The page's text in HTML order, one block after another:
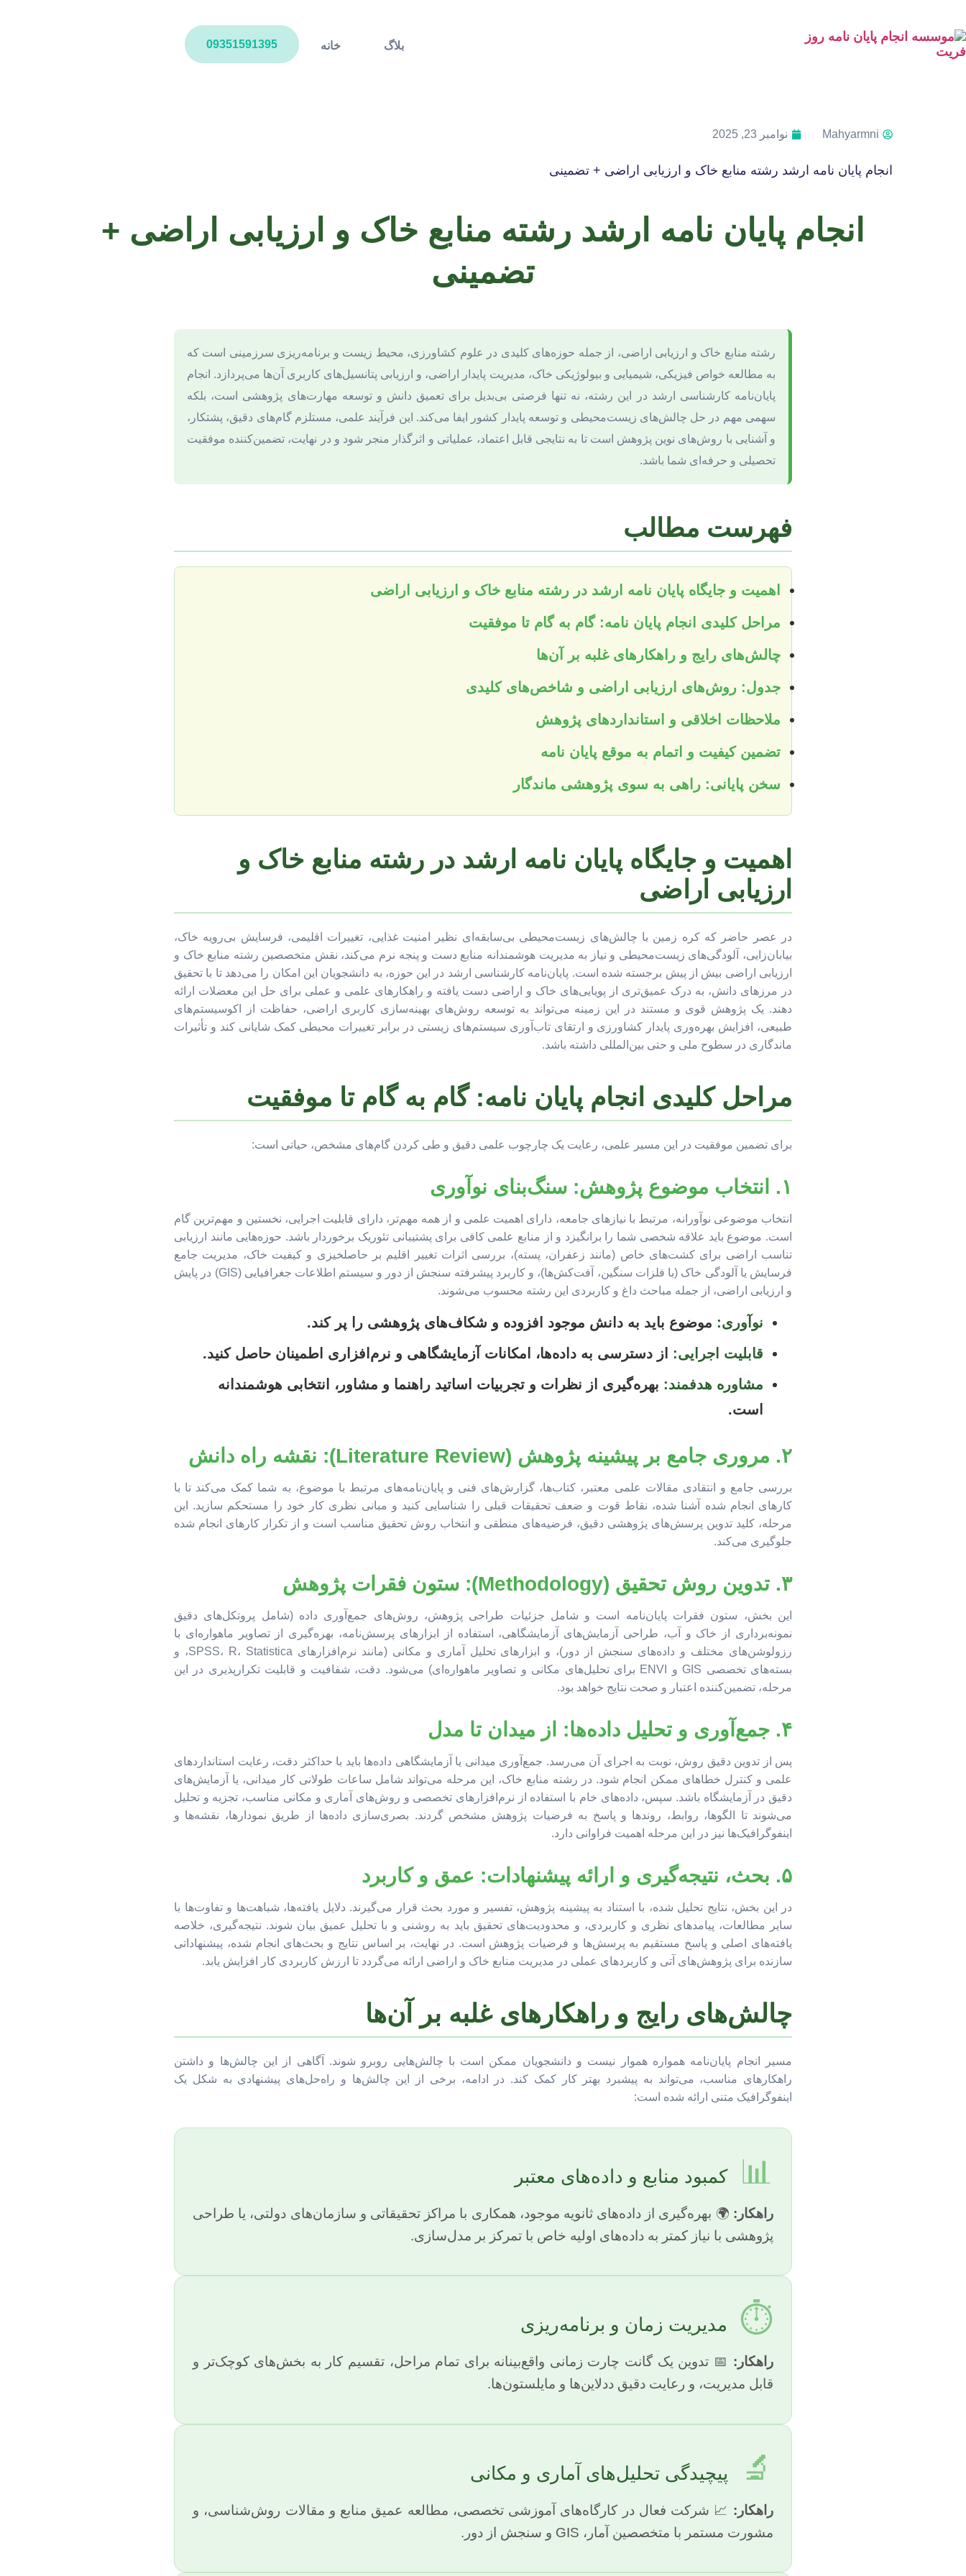
خانه بلاگ 09351591395
Mahyarmni نوامبر 23, 2025
انجام پایان نامه ارشد رشته منابع خاک و ارزیابی اراضی + تضمینی
انجام پایان نامه ارشد رشته منابع خاک و ارزیابی اراضی +
تضمینی
رشته منابع خاک و ارزیابی اراضی، از جمله حوزه‌های کلیدی در علوم کشاورزی، محیط زیست و برنامه‌ریزی سرزمینی است که
به مطالعه خواص فیزیکی، شیمیایی و بیولوژیکی خاک، مدیریت پایدار اراضی، و ارزیابی پتانسیل‌های کاربری آن‌ها می‌پردازد. انجام
پایان‌نامه کارشناسی ارشد در این رشته، نه تنها فرصتی بی‌بدیل برای تعمیق دانش و توسعه مهارت‌های پژوهشی است، بلکه
سهمی مهم در حل چالش‌های زیست‌محیطی و توسعه پایدار کشور ایفا می‌کند. این فرآیند علمی، مستلزم گام‌های دقیق، پشتکار،
و آشنایی با روش‌های نوین پژوهش است تا به نتایجی قابل اعتماد، عملیاتی و اثرگذار منجر شود و در نهایت، تضمین‌کننده موفقیت
تحصیلی و حرفه‌ای شما باشد.
فهرست مطالب
اهمیت و جایگاه پایان نامه ارشد در رشته منابع خاک و ارزیابی اراضی
مراحل کلیدی انجام پایان نامه: گام به گام تا موفقیت
چالش‌های رایج و راهکارهای غلبه بر آن‌ها
جدول: روش‌های ارزیابی اراضی و شاخص‌های کلیدی
ملاحظات اخلاقی و استانداردهای پژوهش
تضمین کیفیت و اتمام به موقع پایان نامه
سخن پایانی: راهی به سوی پژوهشی ماندگار
اهمیت و جایگاه پایان نامه ارشد در رشته منابع خاک و
ارزیابی اراضی
در عصر حاضر که کره زمین با چالش‌های زیست‌محیطی بی‌سابقه‌ای نظیر امنیت غذایی، تغییرات اقلیمی، فرسایش بی‌رویه خاک،
بیابان‌زایی، آلودگی‌های زیست‌محیطی و نیاز به مدیریت هوشمندانه منابع دست و پنجه نرم می‌کند، نقش متخصصین رشته منابع خاک و
ارزیابی اراضی بیش از پیش برجسته شده است. پایان‌نامه کارشناسی ارشد در این حوزه، به دانشجویان این امکان را می‌دهد تا با تحقیق
در مرزهای دانش، به درک عمیق‌تری از پویایی‌های خاک و اراضی دست یافته و راهکارهای علمی و عملی برای حل این معضلات ارائه
دهند. یک پژوهش قوی و مستند در این زمینه می‌تواند به توسعه روش‌های بهینه‌سازی کاربری اراضی، حفاظت از اکوسیستم‌های
طبیعی، افزایش بهره‌وری پایدار کشاورزی و ارتقای تاب‌آوری سیستم‌های زیستی در برابر تغییرات محیطی کمک شایانی کند و تأثیرات
ماندگاری در سطوح ملی و حتی بین‌المللی داشته باشد.
مراحل کلیدی انجام پایان نامه: گام به گام تا موفقیت
برای تضمین موفقیت در این مسیر علمی، رعایت یک چارچوب علمی دقیق و طی کردن گام‌های مشخص، حیاتی است:
۱. انتخاب موضوع پژوهش: سنگ‌بنای نوآوری
انتخاب موضوعی نوآورانه، مرتبط با نیازهای جامعه، دارای اهمیت علمی و از همه مهم‌تر، دارای قابلیت اجرایی، نخستین و مهم‌ترین گام
است. موضوع باید علاقه شخصی شما را برانگیزد و از منابع علمی کافی برای پشتیبانی تئوریک برخوردار باشد. حوزه‌هایی مانند ارزیابی
تناسب اراضی برای کشت‌های خاص (مانند زعفران، پسته)، بررسی اثرات تغییر اقلیم بر حاصلخیزی و کیفیت خاک، مدیریت جامع
فرسایش یا آلودگی خاک (با فلزات سنگین، آفت‌کش‌ها)، و کاربرد پیشرفته سنجش از دور و سیستم اطلاعات جغرافیایی (GIS) در پایش
و ارزیابی اراضی، از جمله مباحث داغ و کاربردی این رشته محسوب می‌شوند.
نوآوری: موضوع باید به دانش موجود افزوده و شکاف‌های پژوهشی را پر کند.
قابلیت اجرایی: از دسترسی به داده‌ها، امکانات آزمایشگاهی و نرم‌افزاری اطمینان حاصل کنید.
مشاوره هدفمند: بهره‌گیری از نظرات و تجربیات اساتید راهنما و مشاور، انتخابی هوشمندانه
است.
۲. مروری جامع بر پیشینه پژوهش (Literature Review): نقشه راه دانش
بررسی جامع و انتقادی مقالات علمی معتبر، کتاب‌ها، گزارش‌های فنی و پایان‌نامه‌های مرتبط با موضوع، به شما کمک می‌کند تا با
کارهای انجام شده آشنا شده، نقاط قوت و ضعف تحقیقات قبلی را شناسایی کنید و مبانی نظری کار خود را مستحکم سازید. این
مرحله، کلید تدوین پرسش‌های پژوهشی دقیق، فرضیه‌های منطقی و انتخاب روش تحقیق مناسب است و از تکرار کارهای انجام شده
جلوگیری می‌کند.
۳. تدوین روش تحقیق (Methodology): ستون فقرات پژوهش
این بخش، ستون فقرات پایان‌نامه است و شامل جزئیات طراحی پژوهش، روش‌های جمع‌آوری داده (شامل پروتکل‌های دقیق
نمونه‌برداری از خاک و آب، طراحی آزمایش‌های آزمایشگاهی، استفاده از ابزارهای پرسش‌نامه، بهره‌گیری از تصاویر ماهواره‌ای با
رزولوشن‌های مختلف و داده‌های سنجش از دور)، و ابزارهای تحلیل آماری و مکانی (مانند نرم‌افزارهای SPSS، R، Statistica، و
بسته‌های تخصصی GIS و ENVI برای تحلیل‌های مکانی و تصاویر ماهواره‌ای) می‌شود. دقت، شفافیت و قابلیت تکرارپذیری در این
مرحله، تضمین‌کننده اعتبار و صحت نتایج خواهد بود.
۴. جمع‌آوری و تحلیل داده‌ها: از میدان تا مدل
پس از تدوین دقیق روش، نوبت به اجرای آن می‌رسد. جمع‌آوری میدانی یا آزمایشگاهی داده‌ها باید با حداکثر دقت، رعایت استانداردهای
علمی و کنترل خطاهای ممکن انجام شود. در رشته منابع خاک، این مرحله می‌تواند شامل ساعات طولانی کار میدانی، یا آزمایش‌های
دقیق در آزمایشگاه باشد. سپس، داده‌های خام با استفاده از نرم‌افزارهای تخصصی و روش‌های آماری و مکانی مناسب، تجزیه و تحلیل
می‌شوند تا الگوها، روابط، روندها و پاسخ به فرضیات پژوهش مشخص گردند. بصری‌سازی داده‌ها از طریق نمودارها، نقشه‌ها و
اینفوگرافیک‌ها نیز در این مرحله اهمیت فراوانی دارد.
۵. بحث، نتیجه‌گیری و ارائه پیشنهادات: عمق و کاربرد
در این بخش، نتایج تحلیل شده، با استناد به پیشینه پژوهش، تفسیر و مورد بحث قرار می‌گیرند. دلایل یافته‌ها، شباهت‌ها و تفاوت‌ها با
سایر مطالعات، پیامدهای نظری و کاربردی، و محدودیت‌های تحقیق باید به روشنی و با تحلیل عمیق بیان شوند. نتیجه‌گیری، خلاصه
یافته‌های اصلی و پاسخ مستقیم به پرسش‌ها و فرضیات پژوهش است. در نهایت، بر اساس نتایج و بحث‌های انجام شده، پیشنهاداتی
سازنده برای پژوهش‌های آتی و کاربردهای عملی در مدیریت منابع خاک و اراضی ارائه می‌گردد تا ارزش کاربردی کار افزایش یابد.
چالش‌های رایج و راهکارهای غلبه بر آن‌ها
مسیر انجام پایان‌نامه همواره هموار نیست و دانشجویان ممکن است با چالش‌هایی روبرو شوند. آگاهی از این چالش‌ها و داشتن
راهکارهای مناسب، می‌تواند به پیشبرد بهتر کار کمک کند. در ادامه، برخی از این چالش‌ها و راه‌حل‌های پیشنهادی به شکل یک
اینفوگرافیک متنی ارائه شده است:
📊 کمبود منابع و داده‌های معتبر
راهکار: 🌍 بهره‌گیری از داده‌های ثانویه موجود، همکاری با مراکز تحقیقاتی و سازمان‌های دولتی، یا طراحی
پژوهشی با نیاز کمتر به داده‌های اولیه خاص با تمرکز بر مدل‌سازی.
⏱️ مدیریت زمان و برنامه‌ریزی
راهکار: 📅 تدوین یک گانت چارت زمانی واقع‌بینانه برای تمام مراحل، تقسیم کار به بخش‌های کوچک‌تر و
قابل مدیریت، و رعایت دقیق ددلاین‌ها و مایلستون‌ها.
🔬 پیچیدگی تحلیل‌های آماری و مکانی
راهکار: 📈 شرکت فعال در کارگاه‌های آموزشی تخصصی، مطالعه عمیق منابع و مقالات روش‌شناسی، و
مشورت مستمر با متخصصین آمار، GIS و سنجش از دور.